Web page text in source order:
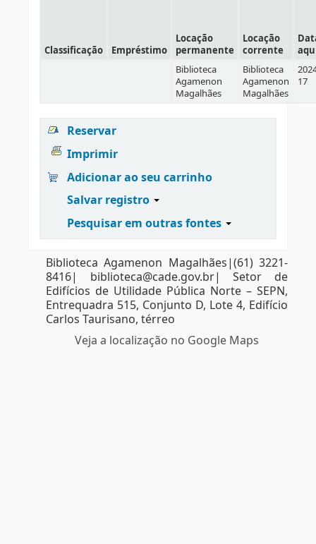
Classificação Empréstimo
Locação
permanente
Locação
corrente
Biblioteca
Agamenon
Magalhães
Biblioteca
Agamenon
Magalhães
17
Reservar
Imprimir
Adicionar ao seu carrinho
Salvar registro
Pesquisar em outras fontes
Biblioteca Agamenon Magalhães|(61) 3221-
8416| biblioteca@cade.gov.br| Setor de
Edifícios de Utilidade Pública Norte – SEPN,
Entrequadra 515, Conjunto D, Lote 4, Edifício
Carlos Taurisano, térreo
Veja a localização no Google Maps